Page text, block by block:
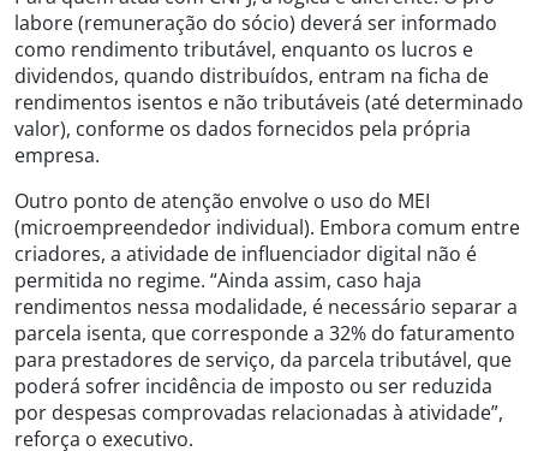
labore (remuneração do sócio) deverá ser informado
como rendimento tributável, enquanto os lucros e
dividendos, quando distribuídos, entram na ficha de
rendimentos isentos e não tributáveis (até determinado
valor), conforme os dados fornecidos pela própria
empresa.
Outro ponto de atenção envolve o uso do MEI
(microempreendedor individual). Embora comum entre
criadores, a atividade de influenciador digital não é
permitida no regime. “Ainda assim, caso haja
rendimentos nessa modalidade, é necessário separar a
parcela isenta, que corresponde a 32% do faturamento
para prestadores de serviço, da parcela tributável, que
poderá sofrer incidência de imposto ou ser reduzida
por despesas comprovadas relacionadas à atividade”,
reforça o executivo.